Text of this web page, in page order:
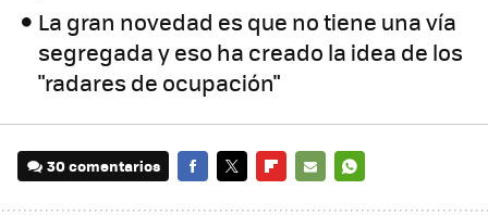
La gran novedad es que no tiene una vía
segregada y eso ha creado la idea de los
"radares de ocupación"
30 comentarios